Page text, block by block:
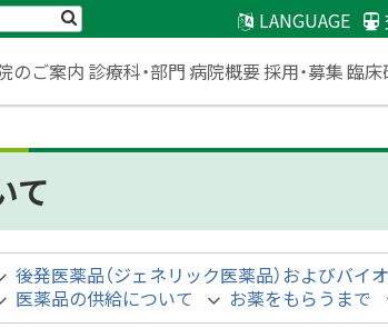
索
LANGUAGE
のご案内 診療科・部門病院概要採用・募集臨床
て
後発医薬品（ジェネリック医薬品）およびバイ
医薬品の供給について
お薬をもらうまで